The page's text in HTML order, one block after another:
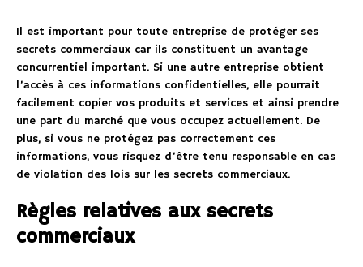
Il est important pour toute entreprise de protéger ses
secrets commerciaux car ils constituent un avantage
concurrentiel important. Si une autre entreprise obtient
l’accès à ces informations confidentielles, elle pourrait
facilement copier vos produits et services et ainsi prendre
une part du marché que vous occupez actuellement. De
plus, si vous ne protégez pas correctement ces
informations, vous risquez d’être tenu responsable en cas
de violation des lois sur les secrets commerciaux.
Règles relatives aux secrets
commerciaux